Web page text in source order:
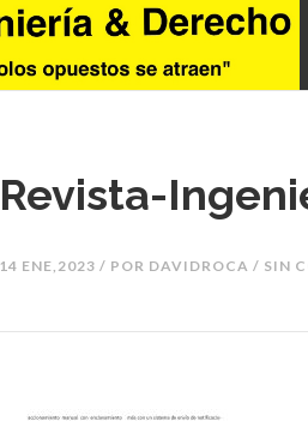
Revista-
14 ENE,2023 / POR DAVIDROCA / SIN